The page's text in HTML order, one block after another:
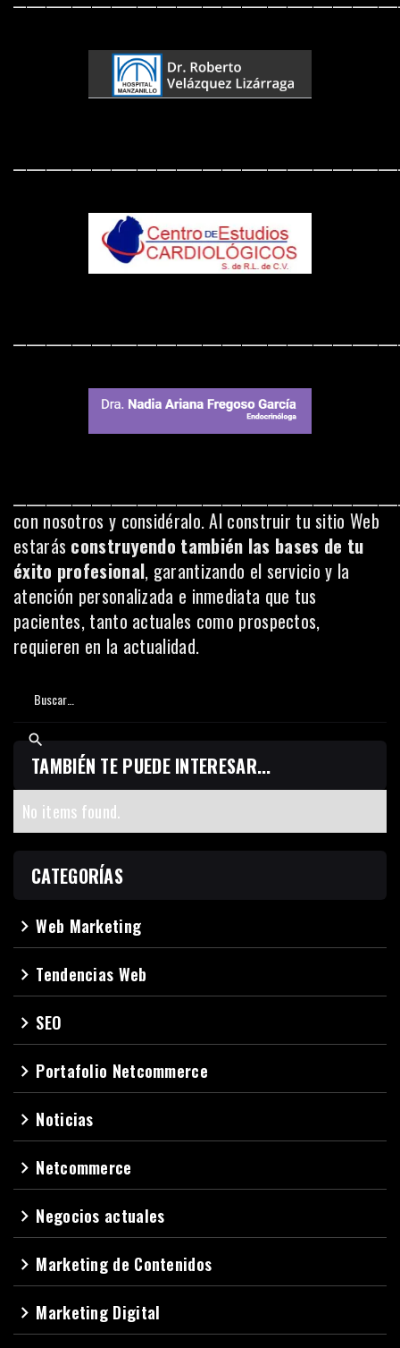
con nosotros y considéralo. Al construir tu sitio Web
estarás construyendo también las bases de tu
éxito profesional, garantizando el servicio y la
atención personalizada e inmediata que tus
pacientes, tanto actuales como prospectos,
requieren en la actualidad.
TAMBIÉN TE PUEDE INTERESAR...
No items found.
CATEGORÍAS
navigate_nextWeb Marketing
navigate_next Tendencias Web
navigate_next SEO
navigate_next Portafolio Netcommerce
navigate_next Noticias
navigate_next Netcommerce
navigate_next Negocios actuales
navigate_next Marketing de Contenidos
navigate_next Marketing Digital